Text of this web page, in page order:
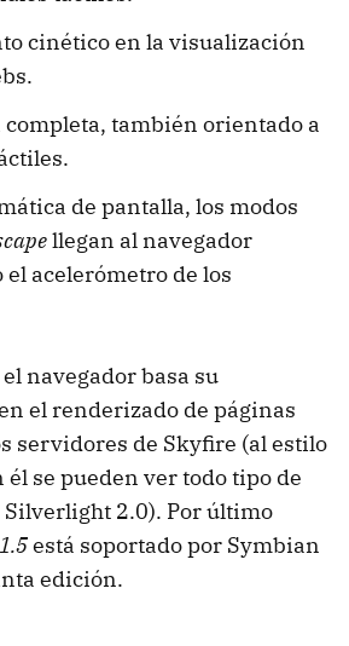
cinético en la visualización
completa, también orientado a
de pantalla, los modos
llegan al navegador
acelerómetro de los
navegador basa su
el renderizado de páginas
servidores de Skyfire (al estilo
se pueden ver todo tipo de
Silverlight 2.0). Por último
está soportado por Symbian
edición.